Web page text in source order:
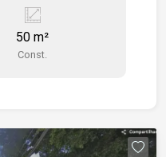
50 m²
Const.